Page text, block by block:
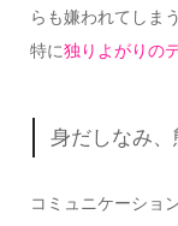
らも嫌われてしま
特に独りよがりの
身だしなみ
コミュニケーショ